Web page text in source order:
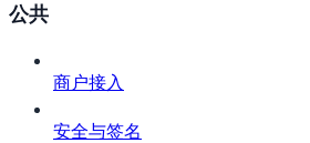
公共
商户接入
安全与签名